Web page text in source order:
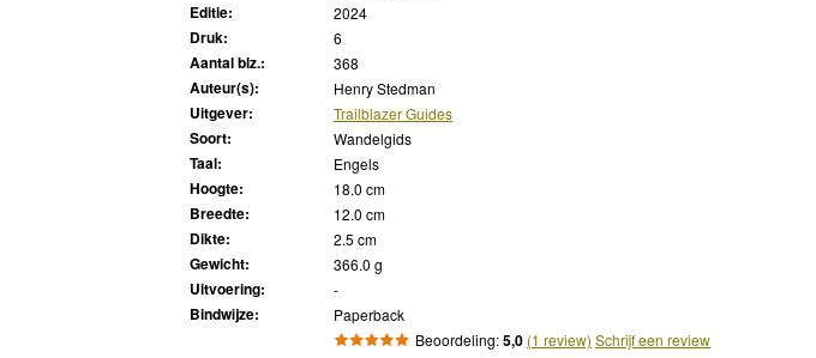
Editie: 2024
Druk: 6
Aantal blz.: 368
Auteur(s): Henry Stedman
Uitgever: Trailblazer Guides
Soort: Wandelgids
Taal: Engels
Hoogte: 18.0 cm
Breedte: 12.0 cm
Dikte: 2.5 cm
Gewicht: 366.0 g
Uitvoering: -
Bindwijze:
Paperback
Beoordeling:5,0 (1 review) Schrijf een review